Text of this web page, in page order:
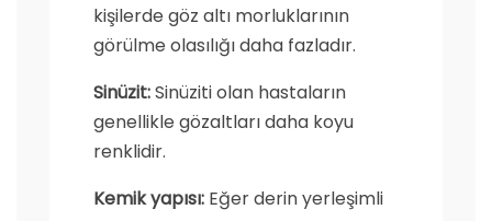
kişilerde göz altı morluklarının
görülme olasılığı daha fazladır.
Sinüzit:Sinüziti olan hastaların
genellikle gözaltları daha koyu
renklidir.
Kemik yapısı: Eğer derin yerleşimli